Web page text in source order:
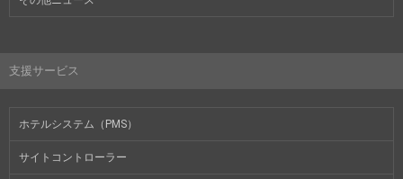
支援サービス
ホテルシステム（PMS）
サイトコントローラー